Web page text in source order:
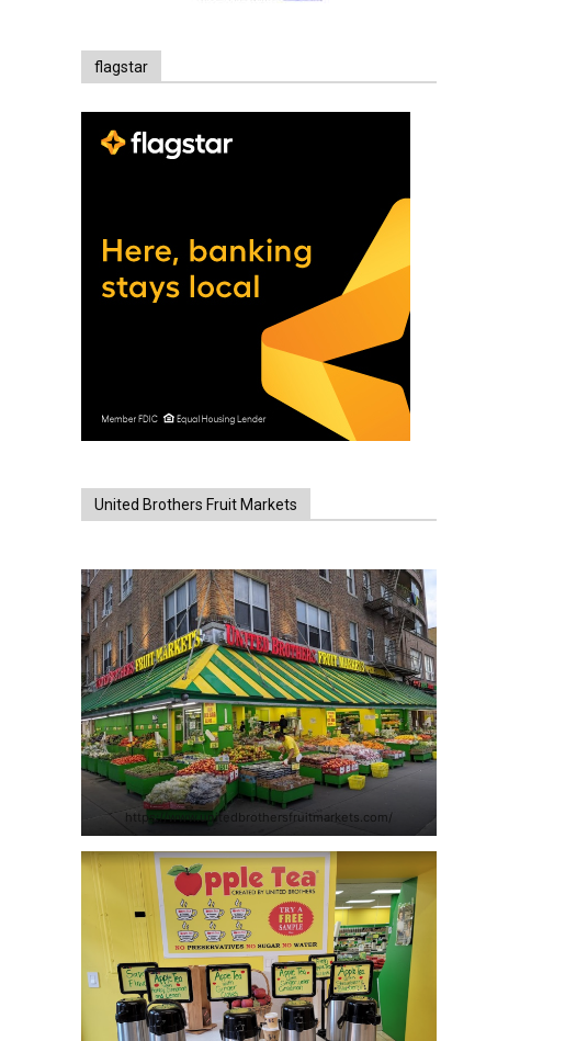
flagstar
United Brothers Fruit Markets
https://www.unitedbrothersfruitmarkets.com/